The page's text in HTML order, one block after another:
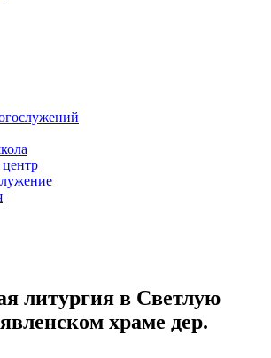
литургия в Светлую
храме дер.